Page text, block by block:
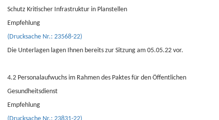
Schutz Kritischer Infrastruktur in Planstellen
Empfehlung
(Drucksache Nr.: 23568-22)
Die Unterlagen lagen Ihnen bereits zur Sitzung am 05.05.22 vor.
4.2 Personalaufwuchs im Rahmen des Paktes für den Öffentlichen
Gesundheitsdienst
Empfehlung